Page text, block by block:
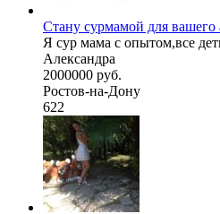
Стану сурмамой для вашего
Я сур мама с опытом,все
Александра
2000000 руб.
Ростов-на-Дону
622